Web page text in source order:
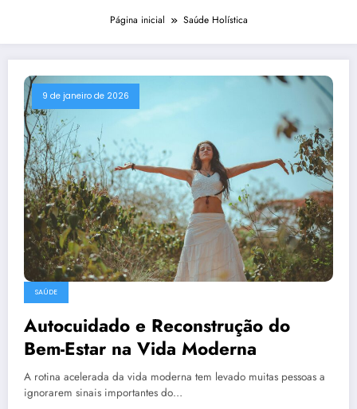
Página inicial Saúde Holística
9 de janeiro de 2026
SAÚDE
Autocuidado e Reconstrução do
Bem-Estar na Vida Moderna
A rotina acelerada da vida moderna tem levado muitas pessoas a
ignorarem sinais importantes do…